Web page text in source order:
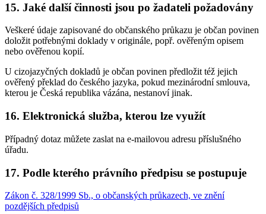
15. Jaké další činnosti jsou po žadateli požadovány
Veškeré údaje zapisované do občanského průkazu je občan povinen
doložit potřebnými doklady v originále, popř. ověřeným opisem
nebo ověřenou kopií.
U cizojazyčných dokladů je občan povinen předložit též jejich
ověřený překlad do českého jazyka, pokud mezinárodní smlouva,
kterou je Česká republika vázána, nestanoví jinak.
16. Elektronická služba, kterou lze využít
Případný dotaz můžete zaslat na e-mailovou adresu příslušného
úřadu.
17. Podle kterého právního předpisu se postupuje
Zákon č. 328/1999 Sb., o občanských průkazech, ve znění
pozdějších předpisů